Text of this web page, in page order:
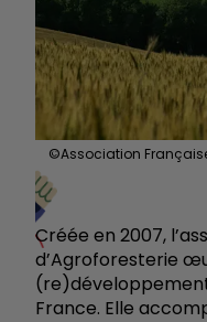
©Association
Créée en 2007,
d’Agroforesterie
France. Elle